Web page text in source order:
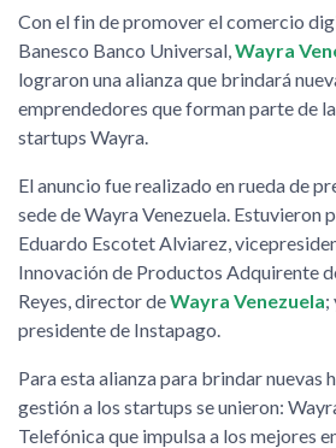
Con el fin de promover el comercio
Banesco Banco Universal, Wayra
lograron una alianza que brindará
emprendedores que forman parte de
startups Wayra.
El anuncio fue realizado en rueda de
sede de Wayra Venezuela. Estuvieron
Eduardo Escotet Alviarez,
Innovación de Productos Adquirente
Reyes, director deWayra Venezuela;
presidente de Instapago.
Para esta alianza para brindar nuevas
gestión a los startups se unieron:
Telefónica que impulsa a los mejores